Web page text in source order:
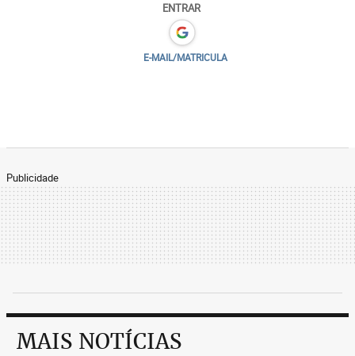
ENTRAR
E-MAIL/MATRICULA
Publicidade
MAIS NOTÍCIAS